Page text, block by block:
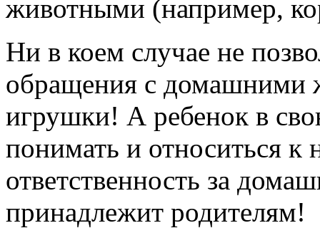
животными (например,
Ни в коем случае не
обращения с домашними
игрушки! А ребенок в
понимать и относиться
ответственность за
принадлежит родителям!